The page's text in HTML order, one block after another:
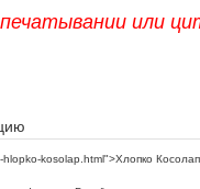
или